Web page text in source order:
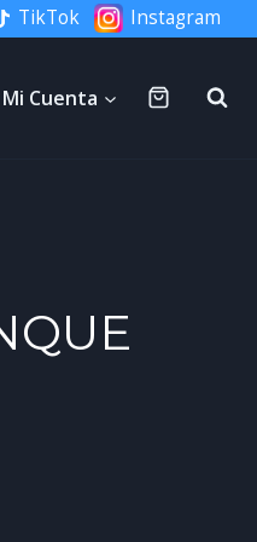
TikTok Instagram
Mi Cuenta